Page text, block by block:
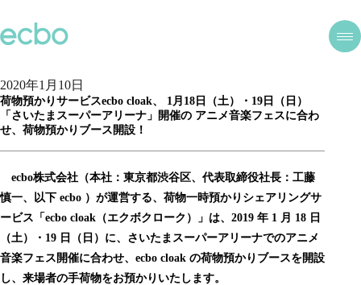
2020年1月10日
荷物預かりサービスecbo cloak、 1月18日（土）・19日（日）
「さいたまスーパーアリーナ」開催の アニメ音楽フェスに合わ
せ、荷物預かりブース開設！
ecbo株式会社（本社：東京都渋谷区、代表取締役社長：工藤
慎一、以下 ecbo ）が運営する、荷物一時預かりシェアリングサ
ービス「ecbo cloak（エクボクローク）」は、2019 年 1 月 18 日
（土）・19 日（日）に、さいたまスーパーアリーナでのアニメ
音楽フェス開催に合わせ、ecbo cloak の荷物預かりブースを開設
し、来場者の手荷物をお預かりいたします。